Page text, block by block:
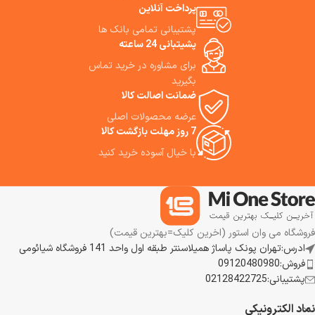
پرداخت آنلاین
پشتیبانی تمامی بانک ها
پشیتبانی 24 ساعته
برای مشاوره در خرید تماس
بگیرید
ضمانت اصالت کالا
عرضه محصولات اصلی
7 روز مهلت بازگشت کالا
با خیال آسوده خرید کنید
فروشگاه می وان استور (اخرین کلیک=بهترین قیمت)
ادرس:تهران پونک پاساژ همیلاسنتر طبقه اول واحد 141 فروشگاه شیائومی
فروش:09120480980
پشتیبانی:02128422725
نماد الکترونیکی